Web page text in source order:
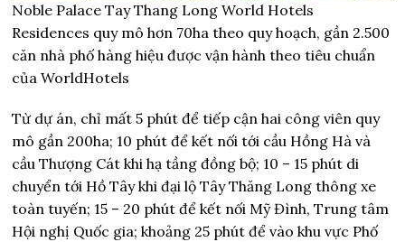
Noble Palace Tay Thang Long World Hotels
Residences quy mô hơn 70ha theo quy hoạch, gần 2.500
căn nhà phố hàng hiệu được vận hành theo tiêu chuẩn
của WorldHotels
Từ dự án, chỉ mất 5 phút để tiếp cận hai công viên quy
mô gần 200ha; 10 phút để kết nối tới cầu Hồng Hà và
cầu Thượng Cát khi hạ tầng đồng bộ; 10 – 15 phút di
chuyển tới Hồ Tây khi đại lộ Tây Thăng Long thông xe
toàn tuyến; 15 – 20 phút để kết nối Mỹ Đình, Trung tâm
Hội nghị Quốc gia; khoảng 25 phút để vào khu vực Phố